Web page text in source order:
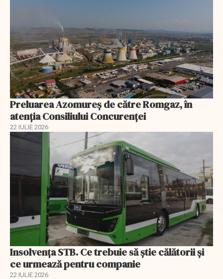
Preluarea Azomureş de către Romgaz, în
atenţia Consiliului Concurenţei
22 IULIE 2026
Insolvenţa STB. Ce trebuie să ştie călătorii şi
ce urmează pentru companie
22 IULIE 2026